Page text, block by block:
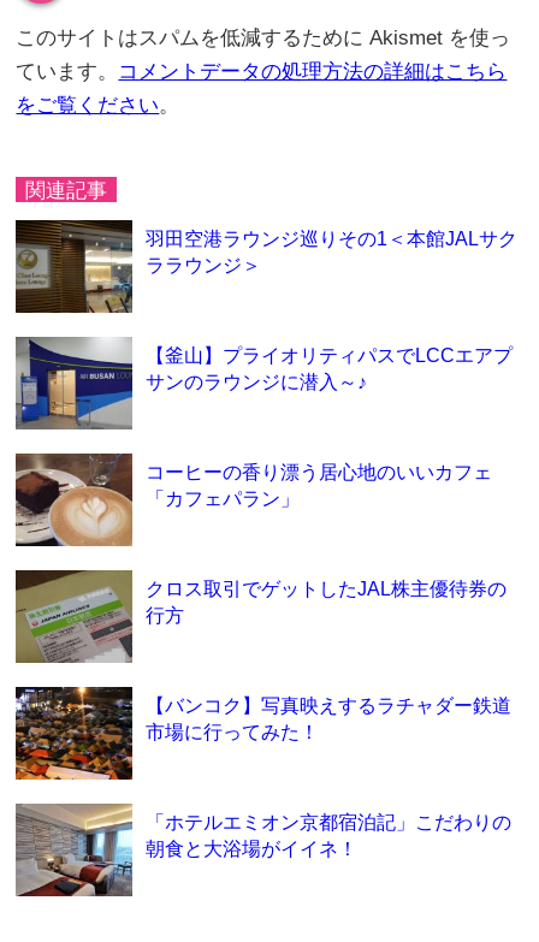
このサイトはスパムを低減するために Akismet を使っ
ています。 コメントデータの処理方法の詳細はこちら
をご覧ください。
関連記事
羽田空港ラウンジ巡りその1＜本館JALサク
ララウンジ＞
【釜山】プライオリティパスでLCCエアプ
サンのラウンジに潜入～♪
コーヒーの香り漂う居心地のいいカフェ
「カフェパラン」
クロス取引でゲットしたJAL株主優待券の
行方
【バンコク】写真映えするラチャダー鉄道
市場に行ってみた！
「ホテルエミオン京都宿泊記」こだわりの
朝食と大浴場がイイネ！